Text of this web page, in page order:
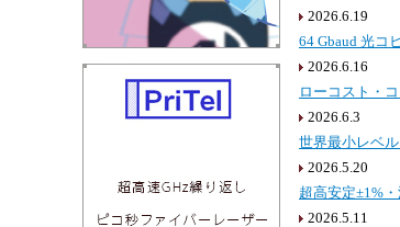
2026.6.19
64 Gbaud 光コ
2026.6.16
ローコスト・
2026.6.3
世界最小レベ
2026.5.20
超高安定±1%・
2026.5.11